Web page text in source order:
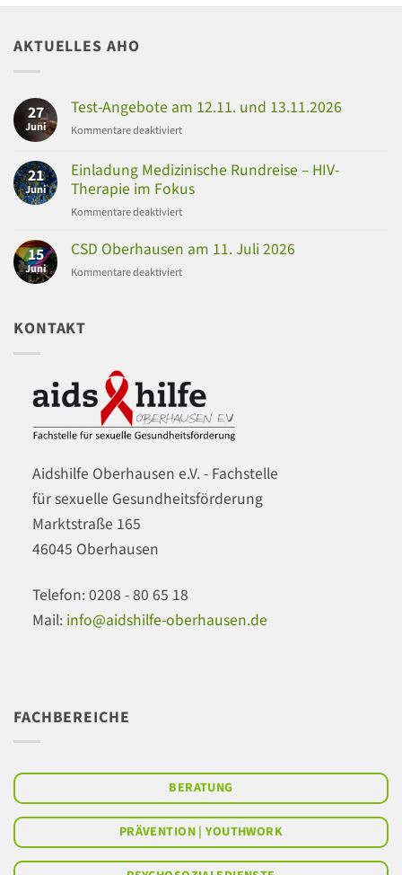
AKTUELLES AHO
27
Juni
Test-Angebote am 12.11. und 13.11.2026
Kommentare deaktiviertfür
Angebote
am
12.11.
und
21
Juni
Einladung Medizinische Rundreise – HIV-
Therapie im Fokus
Kommentare deaktiviertfür
Medizinische
–
15
Juni
CSD Oberhausen am 11. Juli 2026
Kommentare deaktiviertfür
KONTAKT
Aidshilfe Oberhausen e.V. - Fachstelle
für sexuelle Gesundheitsförderung
Marktstraße 165
46045 Oberhausen
Telefon: 0208 - 80 65 18
Mail: info@aidshilfe-oberhausen.de
FACHBEREICHE
BERATUNG
PRÄVENTION | YOUTHWORK